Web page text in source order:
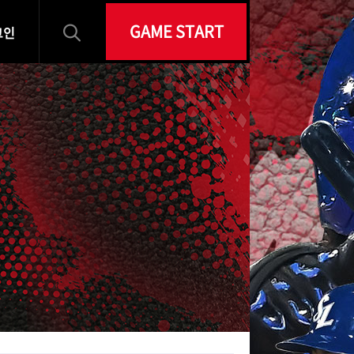
GAME START